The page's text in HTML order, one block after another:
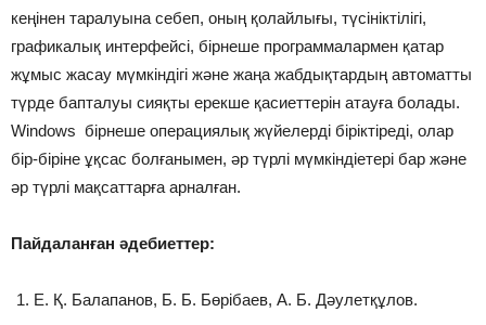
кеңінен таралуына себеп, оның қолайлығы, түсініктілігі,
графикалық интерфейсі, бірнеше программалармен қатар
жұмыс жасау мүмкіндігі және жаңа жабдықтардың автоматты
түрде бапталуы сияқты ерекше қасиеттерін атауға болады.
Windows бірнеше операциялық жүйелерді біріктіреді, олар
бір-біріне ұқсас болғанымен, әр түрлі мүмкіндіетері бар және
әр түрлі мақсаттарға арналған.
Пайдаланған әдебиеттер:
Е. Қ. Балапанов, Б. Б. Бөрібаев, А. Б. Дәулетқұлов.